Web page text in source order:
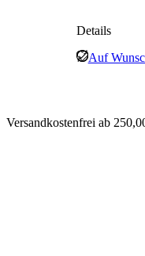
Details
Auf
Versandkostenfrei ab